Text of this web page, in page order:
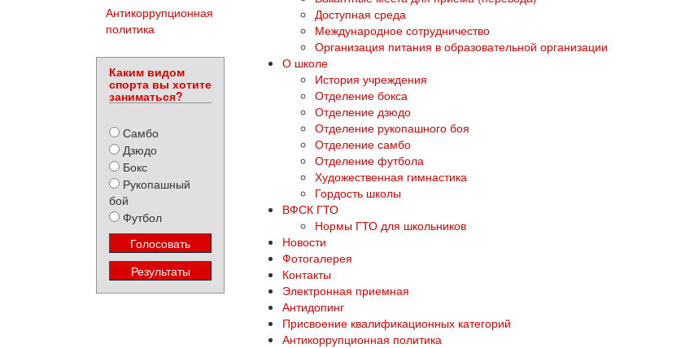
Антикоррупционная
политика
Каким видом
спорта вы хотите
заниматься?
Самбо
Дзюдо
Бокс
Рукопашный
бой
Футбол
Доступная среда
Международное сотрудничество
Организация питания в образовательной организации
О школе
История учреждения
Отделение бокса
Отделение дзюдо
Отделение рукопашного боя
Отделение самбо
Отделение футбола
Художественная гимнастика
Гордость школы
ВФСК ГТО
Нормы ГТО для школьников
Новости
Фотогалерея
Контакты
Электронная приемная
Антидопинг
Присвоение квалификационных категорий
Антикоррупционная политика